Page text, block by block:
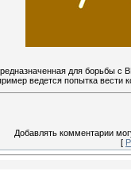
для борьбы
ведется попытка вести
Добавлять комментарии
[